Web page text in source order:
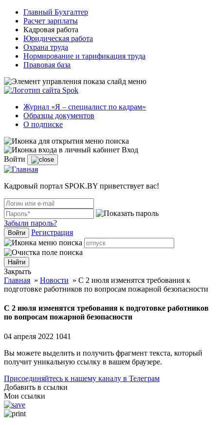
Главный Бухгалтер
Расчет зарплаты
Кадровая работа
Юридическая работа
Охрана труда
Нормирование и тарификация труда
Правовая база
Журнал «Я – специалист по кадрам»
Образцы документов
О подписке
Вход
Войти
Кадровый портал SPOK.BY приветствует вас!
Забыли пароль?
Войти Регистрация
Закрыть
Главная » Новости » С 2 июля изменятся требования к
подготовке работников по вопросам пожарной безопасности
С 2 июля изменятся требования к подготовке работников
по вопросам пожарной безопасности
04 апреля 2022 1041
Вы можете выделить и получить фрагмент текста, который
получит уникальную ссылку в вашем браузере.
Присоединяйтесь к нашему каналу в Телеграм
Добавить в ссылки
Мои ссылки